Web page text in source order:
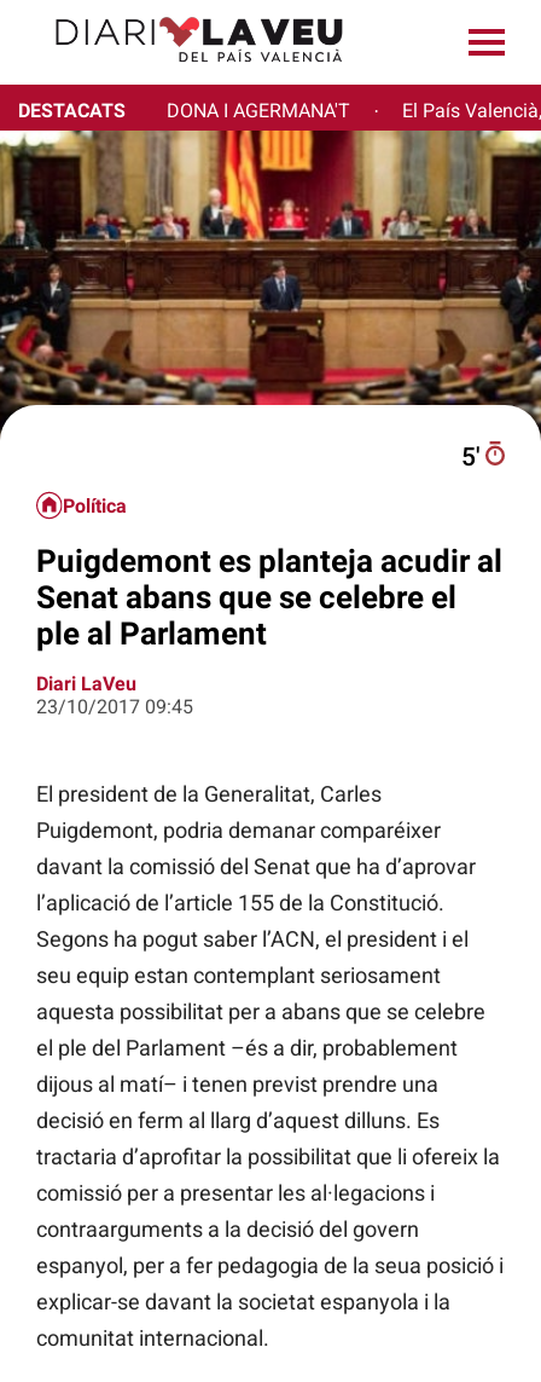
DESTACATS DONA I AGERMANA'T · El País
5′
Política
Puigdemont es planteja acudir al
Senat abans que se celebre el
ple al Parlament
Diari LaVeu
23/10/2017 09:45
El president de la Generalitat, Carles
Puigdemont, podria demanar comparéixer
davant la comissió del Senat que ha d’aprovar
l’aplicació de l’article 155 de la Constitució.
Segons ha pogut saber l’ACN, el president i el
seu equip estan contemplant seriosament
aquesta possibilitat per a abans que se celebre
el ple del Parlament –és a dir, probablement
dijous al matí– i tenen previst prendre una
decisió en ferm al llarg d’aquest dilluns. Es
tractaria d’aprofitar la possibilitat que li ofereix la
comissió per a presentar les al·legacions i
contraarguments a la decisió del govern
espanyol, per a fer pedagogia de la seua posició i
explicar-se davant la societat espanyola i la
comunitat internacional.